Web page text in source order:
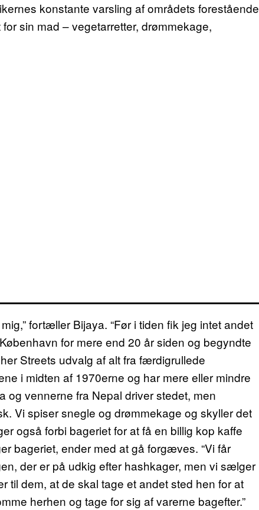
konstante varsling af områdets forestående
sin mad – vegetarretter, drømmekage,
fortæller Bijaya. “Før i tiden fik jeg intet andet
for mere end 20 år siden og begyndte
Streets udvalg af alt fra færdigrullede
i midten af 1970erne og har mere eller mindre
vennerne fra Nepal driver stedet, men
Vi spiser snegle og drømmekage og skyller det
også forbi bageriet for at få en billig kop kaffe
bageriet, ender med at gå forgæves. “Vi får
der er på udkig efter hashkager, men vi sælger
til dem, at de skal tage et andet sted hen for at
herhen og tage for sig af varerne bagefter.”